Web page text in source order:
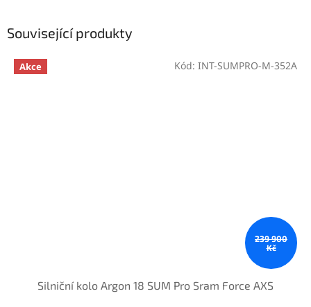
Související produkty
Akce
239 900
Kč
Silniční kolo Argon 18 SUM Pro Sram Force AXS
Kód: INT-SUMPRO-M-352A